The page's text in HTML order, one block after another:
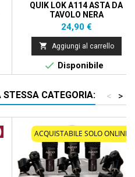
QUIK LOK A114 ASTA DA
TAVOLO NERA
Prezzo
24,90 €
 Aggiungi al carrello
 Disponibile
CATEGORIA: >
<
ACQUISTABILE SOLO ONLINE